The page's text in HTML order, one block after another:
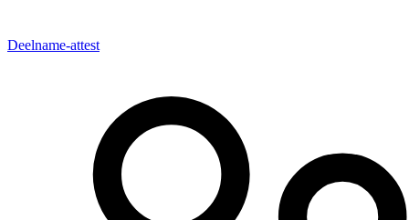
Deelname-attest